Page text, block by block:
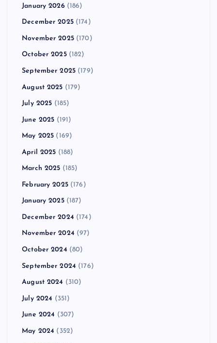
January 2026(186)
December 2025(174)
November 2025(170)
October 2025(182)
September 2025 (179)
August 2025 (179)
July 2025 (185)
June 2025 (191)
May 2025 (169)
April 2025 (188)
March 2025 (185)
February 2025(176)
January 2025(187)
December 2024 (174)
November 2024 (97)
October 2024 (80)
September 2024 (176)
August 2024 (310)
July 2024 (351)
June 2024 (307)
May 2024 (352)